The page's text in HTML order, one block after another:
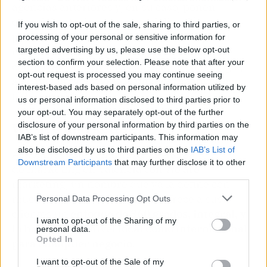
If you wish to opt-out of the sale, sharing to third parties, or
processing of your personal or sensitive information for
targeted advertising by us, please use the below opt-out
section to confirm your selection. Please note that after your
opt-out request is processed you may continue seeing
interest-based ads based on personal information utilized by
us or personal information disclosed to third parties prior to
your opt-out. You may separately opt-out of the further
disclosure of your personal information by third parties on the
IAB’s list of downstream participants. This information may
also be disclosed by us to third parties on the IAB’s List of
Downstream Participants that may further disclose it to other
Personal Data Processing Opt Outs
I want to opt-out of the Sharing of my
personal data.
Opted In
I want to opt-out of the Sale of my
especial énfasis en su especialización en
posicionamiento SEO. Su objetivo es que tu
marca coloque las palabras clave definidas
contigo en las primeras posiciones de Google,
algo que te reportará resultados positivos con
toda seguridad.
We are marketing
Acabamos esterankingde agencias
demarketingen Valencia con We are
marketing, un nombre que ya la define con
mucha claridad. Esta agencia ofrece a sus
lo hace tanto a nivel local como internacional
para cualquier negocio